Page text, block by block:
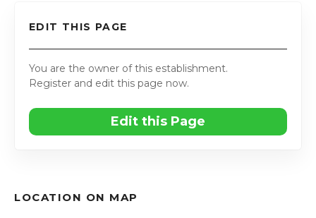
EDIT THIS PAGE
You are the owner of this establishment.
Register and edit this page now.
Edit this Page
LOCATION ON MAP